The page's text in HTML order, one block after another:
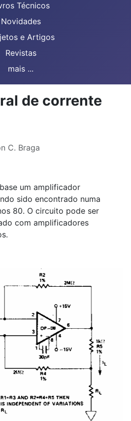
Técnicos
Novidades
e Artigos
Revistas
mais ...
de corrente
C. Braga
um amplificador
sido encontrado numa
80. O circuito pode ser
com amplificadores